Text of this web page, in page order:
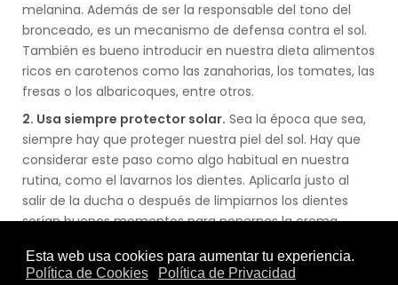
melanina. Además de ser la responsable del tono del
bronceado, es un mecanismo de defensa contra el sol.
También es bueno introducir en nuestra dieta alimentos
ricos en carotenos como las zanahorias, los tomates, las
fresas o los albaricoques, entre otros.
2. Usa siempre protector solar. Sea la época que sea,
siempre hay que proteger nuestra piel del sol. Hay que
considerar este paso como algo habitual en nuestra
rutina, como el lavarnos los dientes. Aplicarla justo al
salir de la ducha o después de limpiarnos los dientes
serían buenos momentos para ponernos la crema.